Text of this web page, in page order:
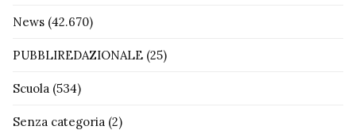
News (42.670)
PUBBLIREDAZIONALE (25)
Scuola (534)
Senza categoria (2)